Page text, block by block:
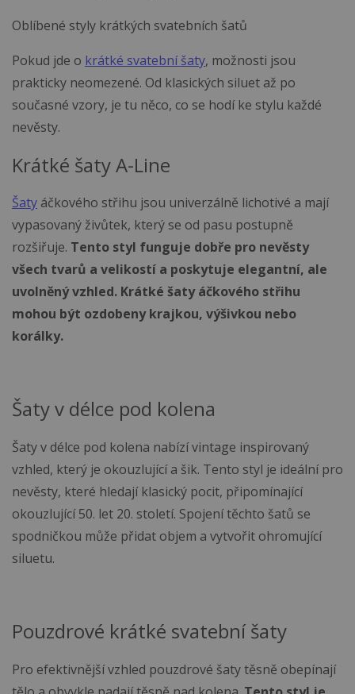
Oblíbené styly krátkých svatebních šatů
Pokud jde o krátké svatební šaty, možnosti jsou
prakticky neomezené. Od klasických siluet až po
současné vzory, je tu něco, co se hodí ke stylu každé
nevěsty.
Krátké šaty A-Line
Šaty áčkového střihu jsou univerzálně lichotivé a mají
vypasovaný živůtek, který se od pasu postupně
rozšiřuje. Tento styl funguje dobře pro nevěsty
všech tvarů a velikostí a poskytuje elegantní, ale
uvolněný vzhled. Krátké šaty áčkového střihu
mohou být ozdobeny krajkou, výšivkou nebo
korálky.
Šaty v délce pod kolena
Šaty v délce pod kolena nabízí vintage inspirovaný
vzhled, který je okouzlující a šik. Tento styl je ideální pro
nevěsty, které hledají klasický pocit, připomínající
okouzlující 50. let 20. století. Spojení těchto šatů se
spodničkou může přidat objem a vytvořit ohromující
siluetu.
Pouzdrové krátké svatební šaty
Pro efektivnější vzhled pouzdrové šaty těsně obepínají